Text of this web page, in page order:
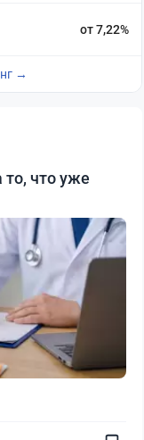
от 7,22%
→
то, что уже